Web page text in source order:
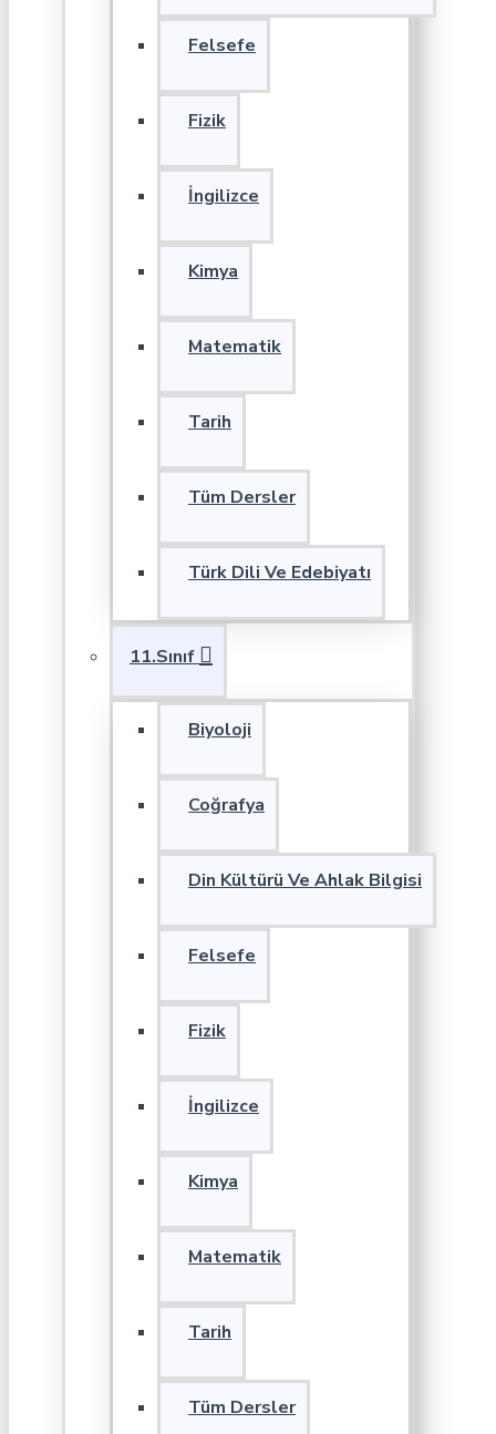
Felsefe
Fizik
İngilizce
Kimya
Matematik
Tarih
Tüm Dersler
Türk Dili Ve Edebiyatı
11.Sınıf
Biyoloji
Coğrafya
Din Kültürü Ve Ahlak Bilgisi
Felsefe
Fizik
İngilizce
Kimya
Matematik
Tarih
Tüm Dersler